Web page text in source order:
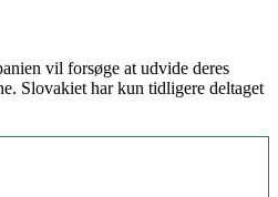
vil forsøge at udvide deres
Slovakiet har kun tidligere deltaget